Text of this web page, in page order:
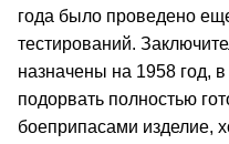
года было проведено
тестирований.
назначены на 1958 год,
подорвать полностью
боеприпасами изделие,